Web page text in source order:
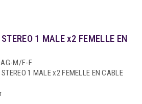
1 MALE x2 FEMELLE EN
M/F-F
1 MALE x2 FEMELLE EN CABLE